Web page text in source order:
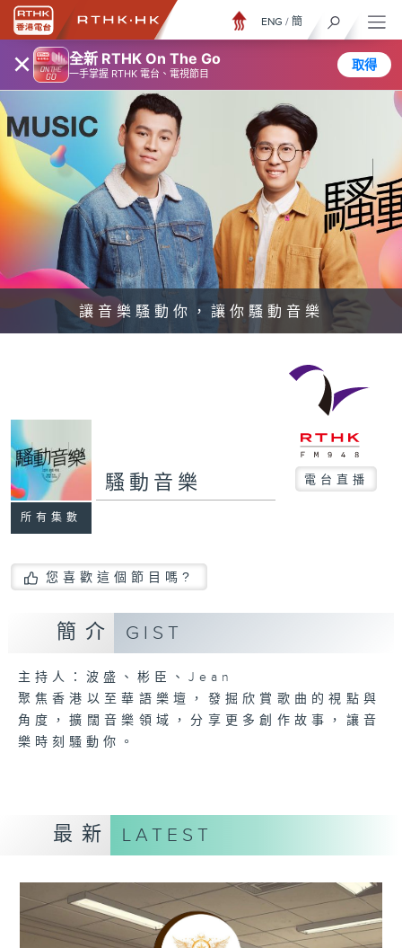
× 全新 RTHK On The Go
一手掌握 RTHK 電台、電視節目
取得
ENG / 簡
讓音樂騷動你，讓你騷動音樂
所有集數
騷動音樂 電台直播
您喜歡這個節目嗎?
簡介 GIST
主持人：波盛、彬臣、Jean
聚焦香港以至華語樂壇，發掘欣賞歌曲的視點與
角度，擴闊音樂領域，分享更多創作故事，讓音
樂時刻騷動你。
最新 LATEST